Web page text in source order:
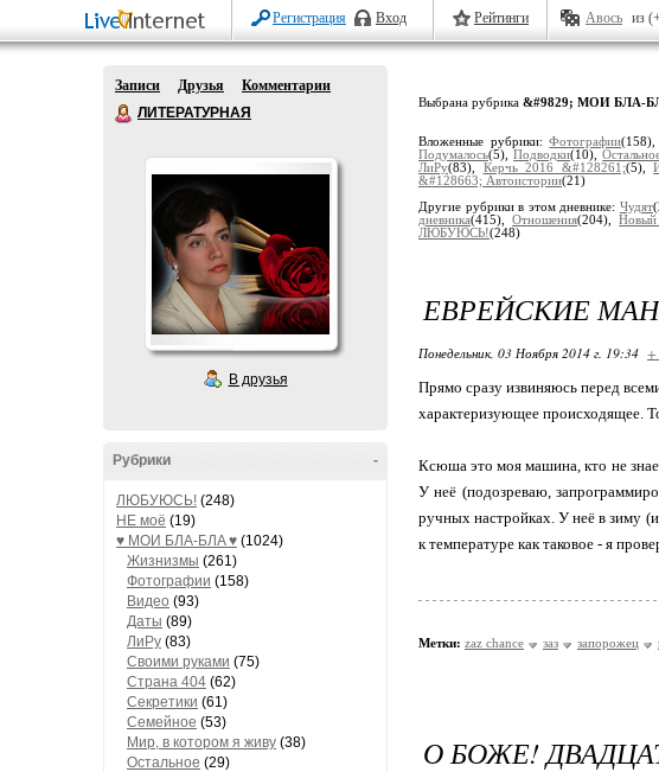
Регистрация Вход Рейтинги Авось из
Записи Друзья
Комментарии
ЛИТЕРАТУРНАЯ
В друзья
-
Рубрики
ЛЮБУЮСЬ! (248)
НЕ моё (19)
♥ МОИ БЛA-БЛA ♥ (1024)
Жизнизмы (261)
Фотографии (158)
Видео (93)
Даты (89)
ЛиРу (83)
Своими руками (75)
Страна 404 (62)
Секретики (61)
Семейное (53)
Мир, в котором я живу (38)
Остальное (29)
Выбрана рубрика &#9829; МОИ БЛA-
Вложенные рубрики:Фотографии
Подумалось(5),Подводки(10),
ЛиРу(83), Керчь 2016 &#128261;(5),
&#128663; Автоистории(21)
Другие рубрики в этом дневнике: Чудят
дневника(415),Отношения(204),
ЛЮБУЮСЬ!(248)
ЕВРЕЙСКИЕ
Понедельник, 03 Ноября 2014 г. 19:34 +
Прямо сразу извиняюсь перед
характеризующее происходящее.
Ксюша это моя машина, кто не
У неё (подозреваю,
ручных настройках. У неё в зиму
к температуре как таковое - я
Метки: zaz chance заз запорожец
О БОЖЕ!